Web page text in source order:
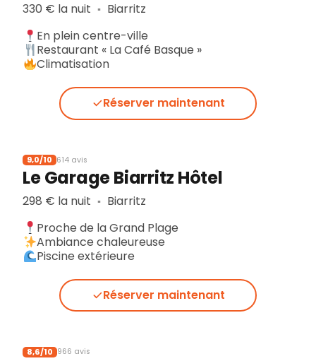
330 € la nuit ▪︎ Biarritz
En plein centre-ville
Restaurant « La Café Basque »
Climatisation
Réserver maintenant
9,0/10 614 avis
Le Garage Biarritz Hôtel
298 € la nuit ▪︎ Biarritz
Proche de la Grand Plage
Ambiance chaleureuse
Piscine extérieure
Réserver maintenant
8,6/10 966 avis